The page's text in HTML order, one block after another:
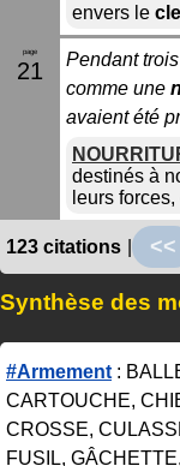
envers le
21
Pendant
comme une
avaient été
destinés à
leurs
123 citations <<
Synthèse des
#Armement :
CARTOUCHE,
CROSSE,
FUSIL,